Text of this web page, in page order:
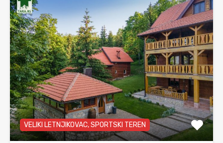
VELIKI LETNJIKOVAC, SPORTSKI TEREN